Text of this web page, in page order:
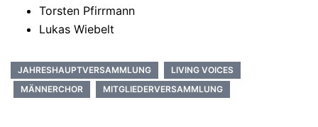
Torsten Pfirrmann
Lukas Wiebelt
JAHRESHAUPTVERSAMMLUNG
LIVING VOICES
MÄNNERCHOR
MITGLIEDERVERSAMMLUNG